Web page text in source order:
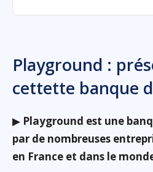
Playground :
cettette banque
▶ Playground est une
par de nombreuses
en France et dans le